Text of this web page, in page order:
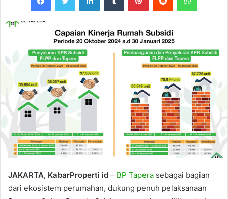
JAKARTA, KabarProperti id – BP Tapera sebagai bagian
dari ekosistem perumahan, dukung penuh pelaksanaan